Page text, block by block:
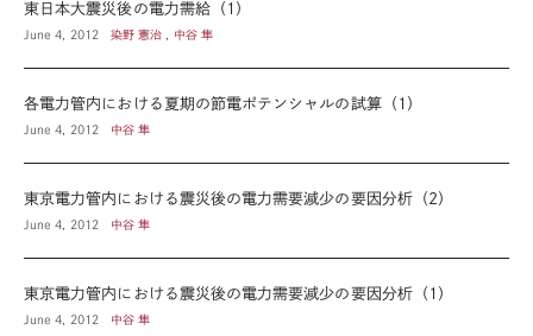
東日本大震災後の電力需給（1）
June 4, 2012 染野 憲治 , 中谷 隼
各電力管内における夏期の節電ポテンシャルの試算（1）
June 4, 2012 中谷 隼
東京電力管内における震災後の電力需要減少の要因分析（2）
June 4, 2012 中谷 隼
東京電力管内における震災後の電力需要減少の要因分析（1）
June 4, 2012 中谷 隼